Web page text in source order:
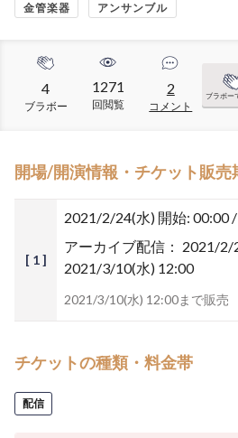
金管楽器 アンサンブル
4
ブラボー
1271
回閲覧
2
コメント
ブラボー
開場/開演情報・チケット販売
[ 1 ]
2021/2/24(水) 開始: 00:00
アーカイブ配信： 2021/2/
2021/3/10(水) 12:00
2021/3/10(水) 12:00まで販売
チケットの種類・料金帯
配信